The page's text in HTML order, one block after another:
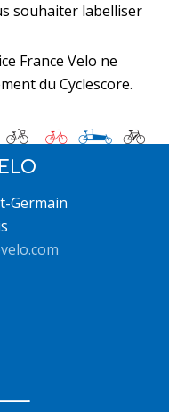
souhaiter labelliser
France Velo ne
du Cyclescore.
Germain